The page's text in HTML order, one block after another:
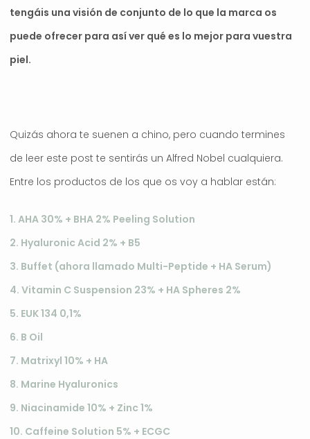
tengáis una visión de conjunto de lo que la marca os
puede ofrecer para así ver qué es lo mejor para vuestra
piel.
Quizás ahora te suenen a chino, pero cuando termines
de leer este post te sentirás un Alfred Nobel cualquiera.
Entre los productos de los que os voy a hablar están:
1. AHA 30% + BHA 2% Peeling Solution
2. Hyaluronic Acid 2% + B5
3. Buffet (ahora llamado Multi-Peptide + HA Serum)
4. Vitamin C Suspension 23% + HA Spheres 2%
5. EUK 134 0,1%
6. B Oil
7. Matrixyl 10% + HA
8. Marine Hyaluronics
9. Niacinamide 10% + Zinc 1%
10. Caffeine Solution 5% + ECGC